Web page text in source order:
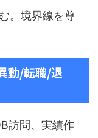
。境界線を尊
動/転職/退
訪問、実績作